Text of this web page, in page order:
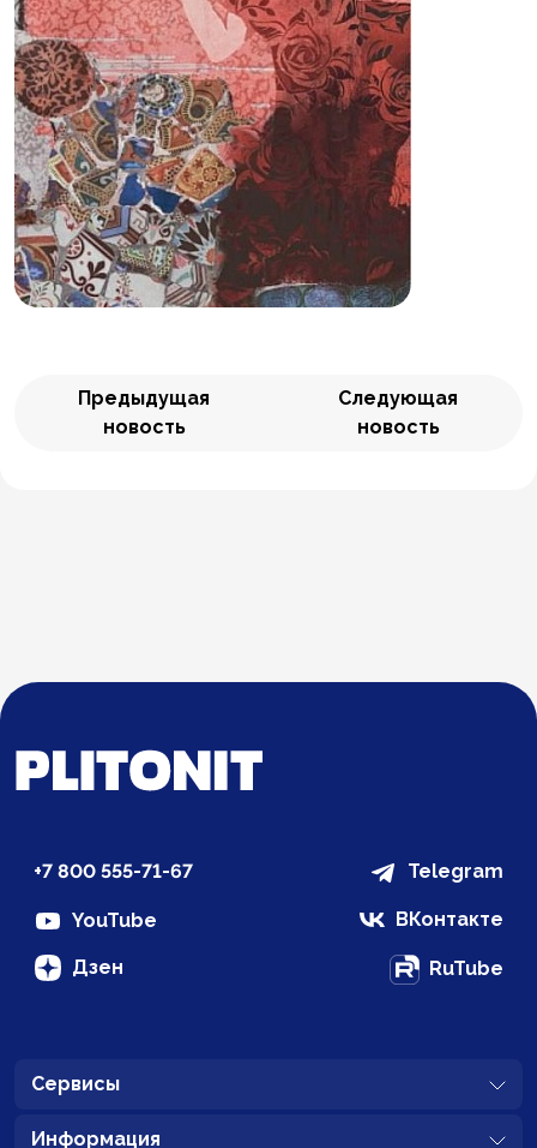
Предыдущая
новость
Следующая
новость
+7 800 555-71-67 Telegram
YouTube ВКонтакте
Дзен RuTube
Сервисы
Информация